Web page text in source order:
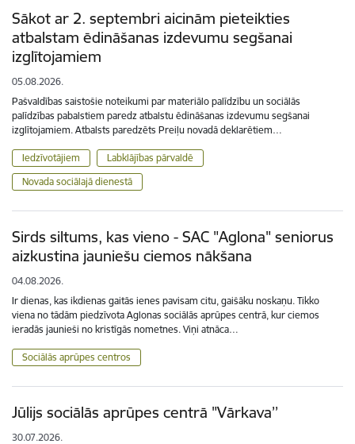
Sākot ar 2. septembri aicinām pieteikties
atbalstam ēdināšanas izdevumu segšanai
izglītojamiem
05.08.2026.
Pašvaldības saistošie noteikumi par materiālo palīdzību un sociālās
palīdzības pabalstiem paredz atbalstu ēdināšanas izdevumu segšanai
izglītojamiem. Atbalsts paredzēts Preiļu novadā deklarētiem…
Iedzīvotājiem
Labklājības pārvaldē
Novada sociālajā dienestā
Sirds siltums, kas vieno - SAC "Aglona" seniorus
aizkustina jauniešu ciemos nākšana
04.08.2026.
Ir dienas, kas ikdienas gaitās ienes pavisam citu, gaišāku noskaņu. Tikko
viena no tādām piedzīvota Aglonas sociālās aprūpes centrā, kur ciemos
ieradās jaunieši no kristīgās nometnes. Viņi atnāca…
Sociālās aprūpes centros
Jūlijs sociālās aprūpes centrā "Vārkava’’
30.07.2026.